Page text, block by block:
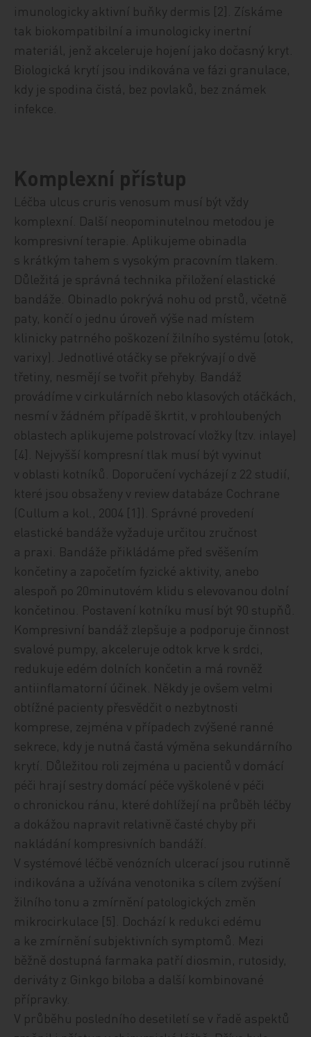
imunologicky aktivní buňky dermis [2]. Získáme
tak biokompatibilní a imunologicky inertní
materiál, jenž akceleruje hojení jako dočasný kryt.
Biologická krytí jsou indikována ve fázi granulace,
kdy je spodina čistá, bez povlaků, bez známek
infekce.
Komplexní přístup
Léčba ulcus cruris venosum musí být vždy
komplexní. Další neopominutelnou metodou je
kompresivní terapie. Aplikujeme obinadla
s krátkým tahem s vysokým pracovním tlakem.
Důležitá je správná technika přiložení elastické
bandáže. Obinadlo pokrývá nohu od prstů, včetně
paty, končí o jednu úroveň výše nad místem
klinicky patrného poškození žilního systému (otok,
varixy). Jednotlivé otáčky se překrývají o dvě
třetiny, nesmějí se tvořit přehyby. Bandáž
provádíme v cirkulárních nebo klasových otáčkách,
nesmí v žádném případě škrtit, v prohloubených
oblastech aplikujeme polstrovací vložky (tzv. inlaye)
[4]. Nejvyšší kompresní tlak musí být ­vy­vi­nut
v oblasti kotníků. Doporučení vycházejí z 22 studií,
které jsou obsaženy v review databáze Cochrane
(Cullum a kol., 2004 [1]). Správné provedení
elastické ban­dá­že vyžaduje určitou zručnost
a praxi. Bandáže přikládáme před svěšením
končetiny a započetím fyzické aktivity, anebo
alespoň po 20minutovém klidu s elevovanou dolní
končetinou. Postavení kotníku musí být 90 stupňů.
Kompresivní bandáž zlepšuje a podporuje činnost
svalové pumpy, akceleruje odtok krve k srdci,
redukuje edém dolních končetin a má rovněž
antiinflamatorní účinek. Někdy je ovšem velmi
obtížné pacienty přesvědčit o nezbytnosti
komprese, zejména v případech zvýšené ranné
sekrece, kdy je nutná častá výměna sekundárního
krytí. Důležitou roli zejména u pacientů v domácí
péči hrají sestry domácí péče vyškolené v péči
o chronickou ránu, které dohlížejí na průběh léčby
a dokážou napravit relativně časté chyby při
nakládání kompresivních bandáží.
V systémové léčbě venózních ulcerací jsou rutinně
indikována a užívána venotonika s cílem zvýšení
žilního tonu a zmírnění patologických změn
mikrocirkulace [5]. Dochází k redukci edému
a ke zmírnění subjektivních symptomů. Mezi
běžně dostupná farmaka patří diosmin, rutosidy,
deriváty z Ginkgo biloba a další kombinované
přípravky.
V průběhu posledního desetiletí se v řadě aspektů